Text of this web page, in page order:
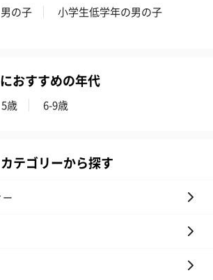
麦わらパンダバウム
3層デザート
シャワージェ
ドクリーム（
男の子 小学生低学年の男の子
おすすめの年代
5歳 6-9歳
カテゴリーから探す